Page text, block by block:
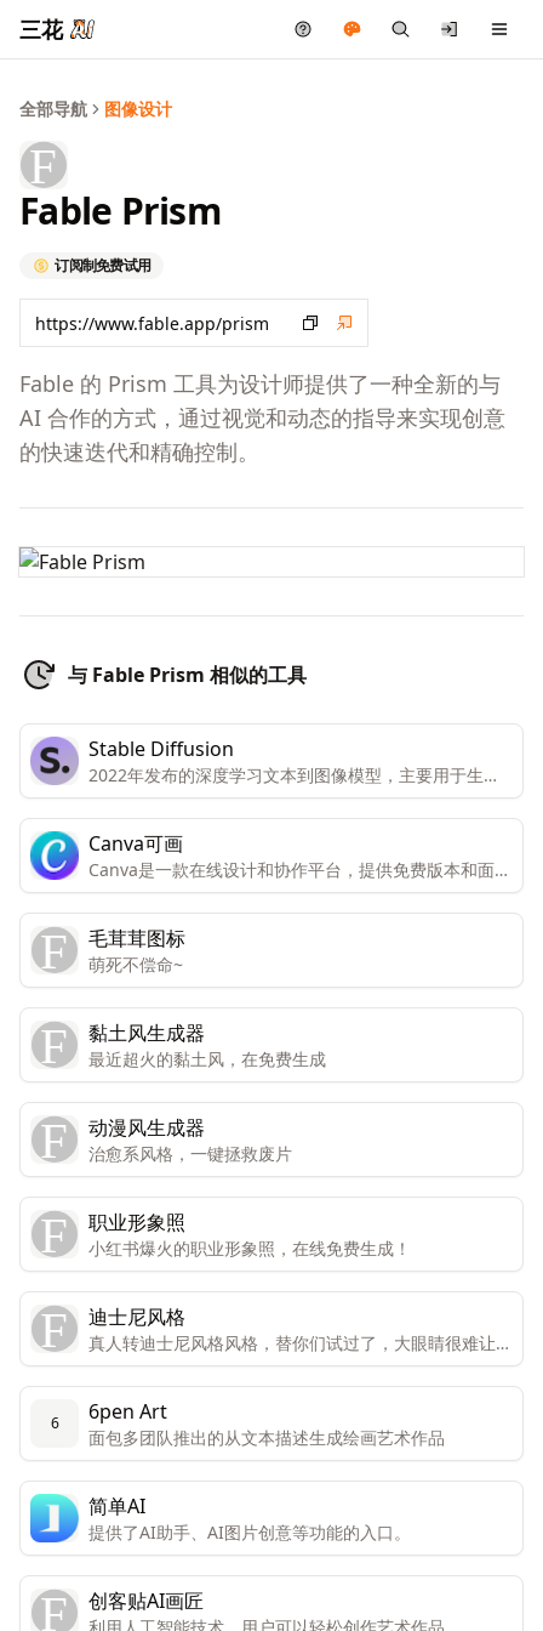
三花
全部导航 图像设计
Fable Prism
订阅制免费试用
Fable 的 Prism 工具为设计师提供了一种全新的与
AI 合作的方式，通过视觉和动态的指导来实现创意
的快速迭代和精确控制。
与 Fable Prism 相似的工具
Stable Diffusion
2022年发布的深度学习文本到图像模型，主要用于生成
基于文本描述的详细图像，为图像生成和处理提供了更多
的可能性。
Canva可画
Canva是一款在线设计和协作平台，提供免费版本和面向
个人和团队的高级版本。高级版本包括所有功能和内容，
而免费版本只能有限访问。Canva还提供免费访问注册的
非营利组织和教育机构。Canva提供数千种专业模板、图
像和高质量内容，可创建设计、演示文稿、视频和社交媒
体内容。
毛茸茸图标
萌死不偿命~
黏土风生成器
最近超火的黏土风，在免费生成
动漫风生成器
治愈系风格，一键拯救废片
职业形象照
小红书爆火的职业形象照，在线免费生成！
迪士尼风格
真人转迪士尼风格风格，替你们试过了，大眼睛很难让人
不喜欢。
6 6pen Art
面包多团队推出的从文本描述生成绘画艺术作品
简单AI
提供了AI助手、AI图片创意等功能的入口。
创客贴AI画匠